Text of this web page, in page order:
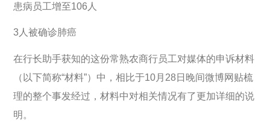
患病员工增至106人
3人被确诊肺癌
在行长助手获知的这份常熟农商行员工对媒体的申诉材料
（以下简称“材料”）中，相比于10月28日晚间微博网贴梳
理的整个事发经过，材料中对相关情况有了更加详细的说
明。